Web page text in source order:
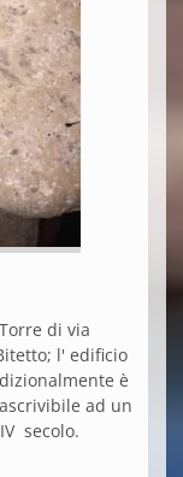
di via
l' edificio
è
ad un
secolo.